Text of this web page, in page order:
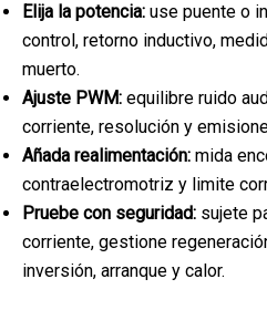
Elija la potencia: use puente o
control, retorno inductivo,
muerto.
Ajuste PWM: equilibre ruido
corriente, resolución y
Añada realimentación: mida
contraelectromotriz y limite
Pruebe con seguridad: sujete
corriente, gestione
inversión, arranque y calor.